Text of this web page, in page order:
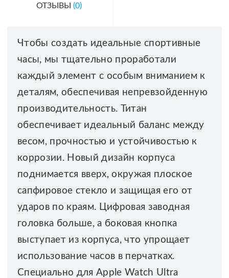
ОТЗЫВЫ (0)
Чтобы создать идеальные спортивные
часы, мы тщательно проработали
каждый элемент с особым вниманием к
деталям, обеспечивая непревзойденную
производительность. Титан
обеспечивает идеальный баланс между
весом, прочностью и устойчивостью к
коррозии. Новый дизайн корпуса
поднимается вверх, окружая плоское
сапфировое стекло и защищая его от
ударов по краям. Цифровая заводная
головка больше, а боковая кнопка
выступает из корпуса, что упрощает
использование часов в перчатках.
Специально для Apple Watch Ultra